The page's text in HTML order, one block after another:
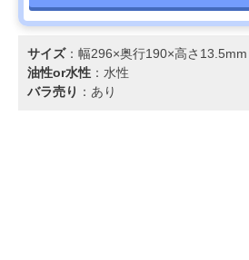
サイズ：幅296×奥行190×高さ13.5mm
油性or水性 ：水性
バラ売り ：あり